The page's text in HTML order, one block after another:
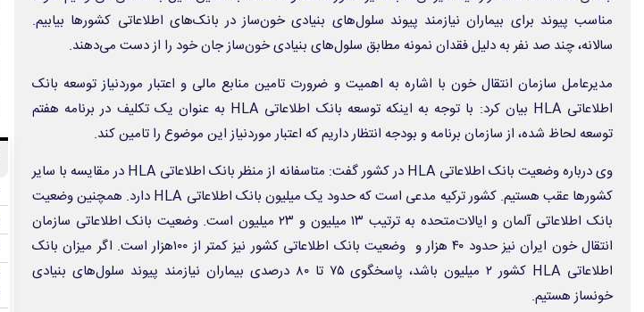
مناسب پیوند برای بیماران نیازمند پیوند سلول‌های بنیادی خون‌ساز در بانک‌های اطلاعاتی کشورها بیابیم.
سالانه، چند صد نفر به دلیل فقدان نمونه مطابق سلول‌های بنیادی خون‌ساز جان خود را از دست می‌دهند.
مدیرعامل سازمان انتقال خون با اشاره به اهمیت و ضرورت تامین منابع مالی و اعتبار موردنیاز توسعه بانک
اطلاعاتی HLA بیان کرد: با توجه به اینکه توسعه بانک اطلاعاتی HLA به عنوان یک تکلیف در برنامه هفتم
توسعه لحاظ شده، از سازمان برنامه و بودجه انتظار داریم که اعتبار موردنیاز این موضوع را تامین کند.
وی درباره وضعیت بانک اطلاعاتی HLA در کشور گفت: متاسفانه از منظر بانک اطلاعاتی HLA در مقایسه با سایر
کشورها عقب هستیم. کشور ترکیه مدعی است که حدود یک میلیون بانک اطلاعاتی HLA دارد. همچنین وضعیت
بانک اطلاعاتی آلمان و ایالات‌متحده به ترتیب ۱۳ میلیون و ۲۳ میلیون است. وضعیت بانک اطلاعاتی سازمان
انتقال خون ایران نیز حدود ۴۰ هزار و وضعیت بانک اطلاعاتی کشور نیز کمتر از ۱۰۰هزار است. اگر میزان بانک
اطلاعاتی HLA کشور ۲ میلیون باشد، پاسخگوی ۷۵ تا ۸۰ درصدی بیماران نیازمند پیوند سلول‌های بنیادی
خونساز هستیم.